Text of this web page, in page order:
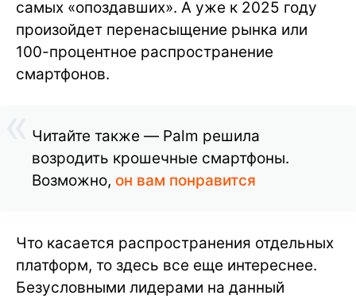
самых «опоздавших». А уже к 2025 году
произойдет перенасыщение рынка или
100-процентное распространение
смартфонов.
Читайте также — Palm решила
возродить крошечные смартфоны.
Возможно, он вам понравится
Что касается распространения отдельных
платформ, то здесь все еще интереснее.
Безусловными лидерами на данный